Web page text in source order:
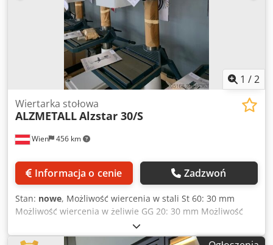
1 /2
Wien 456 km
Wiertarka stołowa
ALZMETALLAlzstar 30/S
Informacja o cenie Zadzwoń
Stan: nowe, Możliwość wiercenia w stali St 60: 30 mm
Możliwość wiercenia w żeliwie GG 20: 30 mm Możliwość
wiercenia w St 60: 30 mm Gwintowanie w St 60: M16
Gwintowanie w GG 20: M20 Csdpfxoyvvn No Acbjrf Krótka